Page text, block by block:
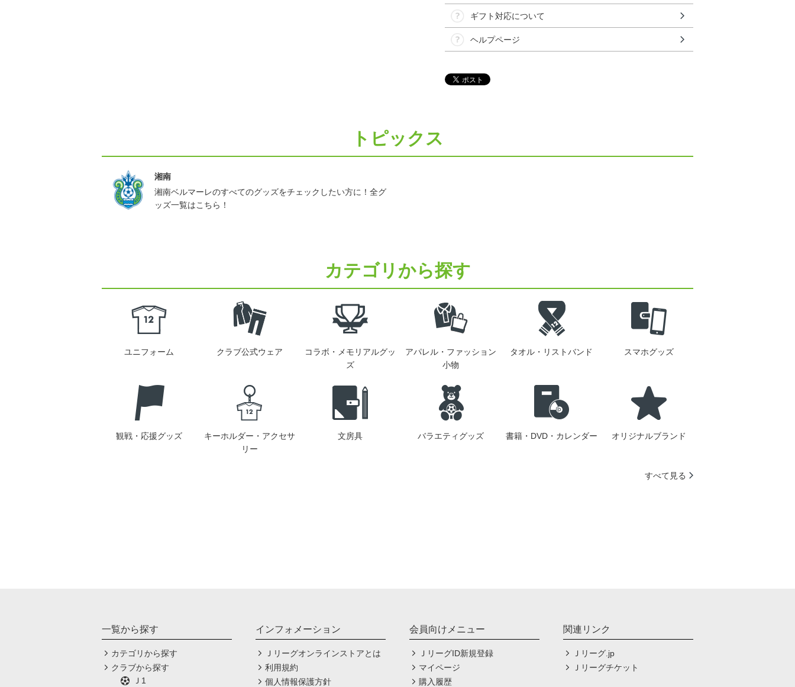
ギフト対応について
ヘルプページ
トピックス
湘南
湘南ベルマーレのすべてのグッズをチェックしたい方に！全グ
ッズ一覧はこちら！
カテゴリから探す
ユニフォーム クラブ公式ウェア
コラボ・メモリアルグッ
ズ
アパレル・ファッション
小物
タオル・リストバンド スマホグッズ
観戦・応援グッズ
キーホルダー・アクセサ
リー
文房具 バラエティグッズ 書籍・DVD・カレンダー オリジナルブランド
すべて見る
一覧から探す
カテゴリから探す
クラブから探す
Ｊ1
インフォメーション
Ｊリーグオンラインストアとは
利用規約
個人情報保護方針
会員向けメニュー
ＪリーグID新規登録
マイページ
購入履歴
関連リンク
Ｊリーグ.jp
Ｊリーグチケット